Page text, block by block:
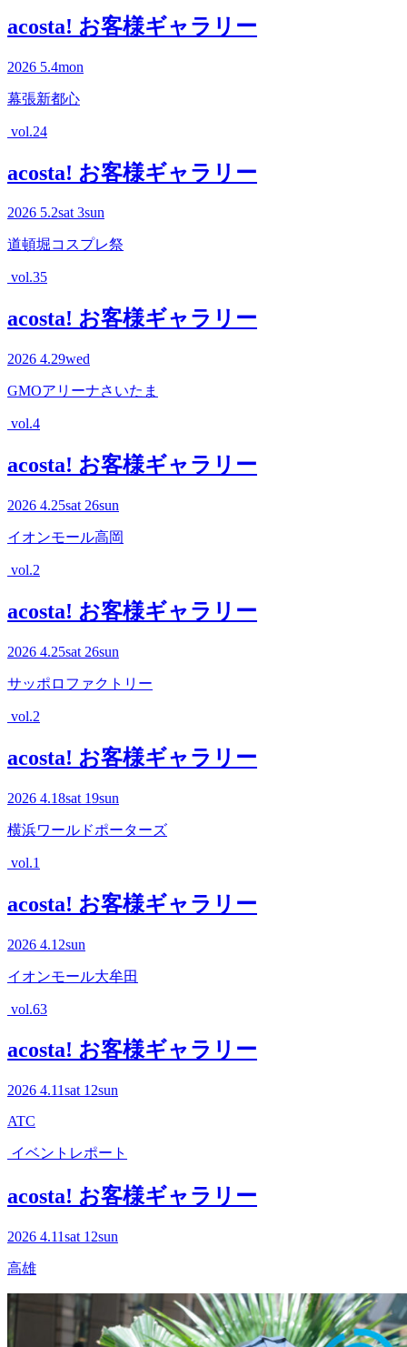
acosta! お客様ギャラリー
2026 5.4mon
幕張新都心
vol.24
acosta! お客様ギャラリー
2026 5.2sat3sun
道頓堀コスプレ祭
vol.35
acosta! お客様ギャラリー
2026 4.29wed
GMOアリーナさいたま
vol.4
acosta! お客様ギャラリー
2026 4.25sat 26sun
イオンモール高岡
vol.2
acosta! お客様ギャラリー
2026 4.25sat 26sun
サッポロファクトリー
vol.2
acosta! お客様ギャラリー
2026 4.18sat 19sun
横浜ワールドポーターズ
vol.1
acosta! お客様ギャラリー
2026 4.12sun
イオンモール大牟田
vol.63
acosta! お客様ギャラリー
2026 4.11sat 12sun
ATC
イベントレポート
acosta! お客様ギャラリー
2026 4.11sat 12sun
高雄